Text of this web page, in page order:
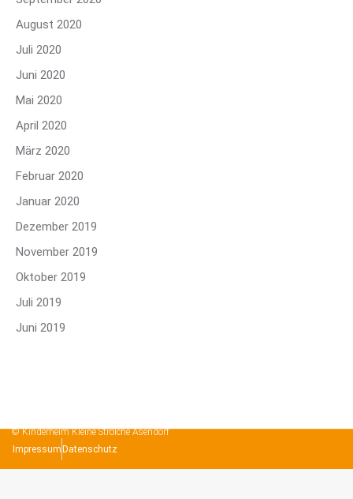
August 2020
Juli 2020
Juni 2020
Mai 2020
April 2020
März 2020
Februar 2020
Januar 2020
Dezember 2019
November 2019
Oktober 2019
Juli 2019
Juni 2019
© Kinderheim Kleine Strolche Asendorf
ImpressumDatenschutz